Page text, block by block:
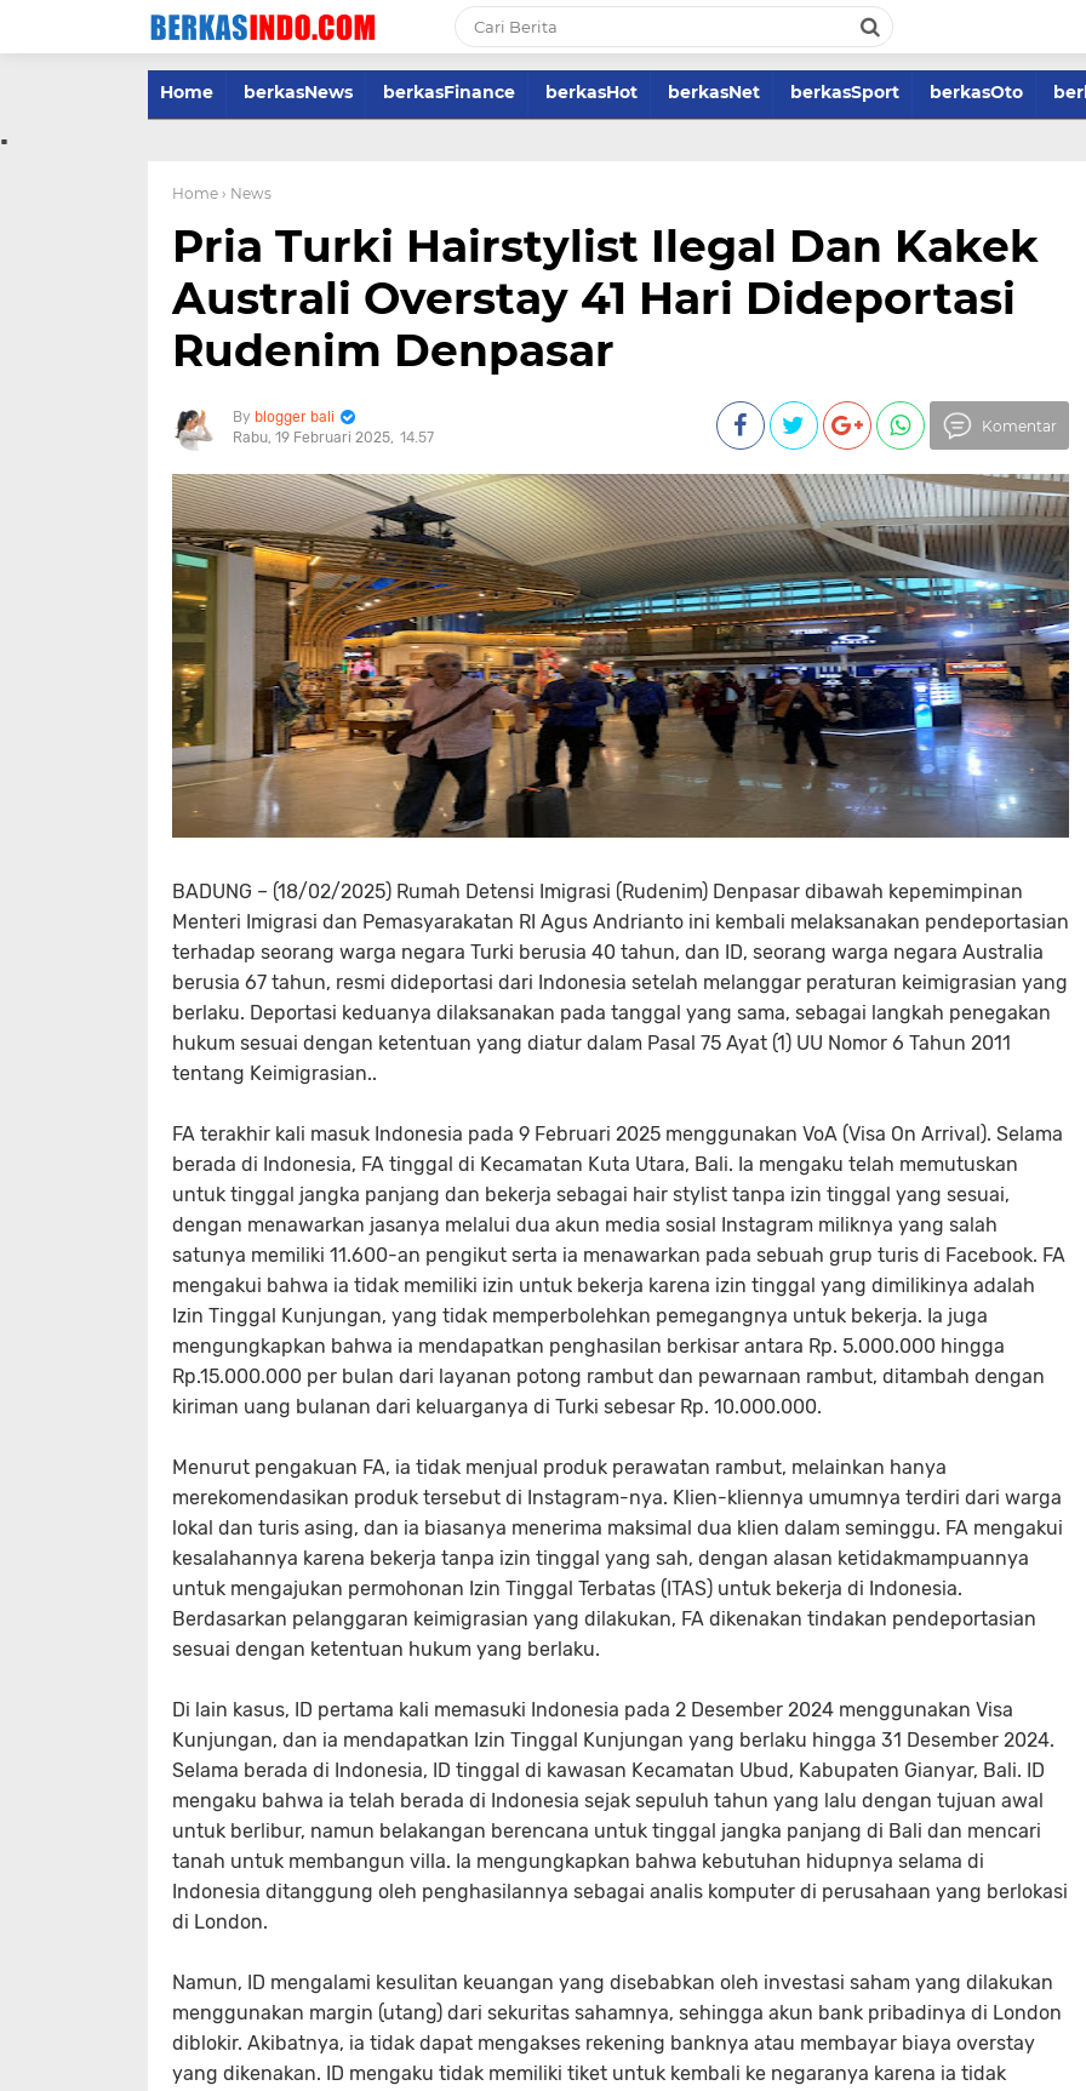
Home berkasNews berkasFinance berkasHot berkasNet berkasSport berkasOto
.
Home › News
Pria Turki Hairstylist Ilegal Dan Kakek
Australi Overstay 41 Hari Dideportasi
Rudenim Denpasar
blogger bali
Rabu, 19 Februari 2025 14.57
Komentar
BADUNG – (18/02/2025) Rumah Detensi Imigrasi (Rudenim) Denpasar dibawah kepemimpinan
Menteri Imigrasi dan Pemasyarakatan RI Agus Andrianto ini kembali melaksanakan pendeportasian
terhadap seorang warga negara Turki berusia 40 tahun, dan ID, seorang warga negara Australia
berusia 67 tahun, resmi dideportasi dari Indonesia setelah melanggar peraturan keimigrasian yang
berlaku. Deportasi keduanya dilaksanakan pada tanggal yang sama, sebagai langkah penegakan
hukum sesuai dengan ketentuan yang diatur dalam Pasal 75 Ayat (1) UU Nomor 6 Tahun 2011
tentang Keimigrasian..
FA terakhir kali masuk Indonesia pada 9 Februari 2025 menggunakan VoA (Visa On Arrival). Selama
berada di Indonesia, FA tinggal di Kecamatan Kuta Utara, Bali. Ia mengaku telah memutuskan
untuk tinggal jangka panjang dan bekerja sebagai hair stylist tanpa izin tinggal yang sesuai,
dengan menawarkan jasanya melalui dua akun media sosial Instagram miliknya yang salah
satunya memiliki 11.600-an pengikut serta ia menawarkan pada sebuah grup turis di Facebook. FA
mengakui bahwa ia tidak memiliki izin untuk bekerja karena izin tinggal yang dimilikinya adalah
Izin Tinggal Kunjungan, yang tidak memperbolehkan pemegangnya untuk bekerja. Ia juga
mengungkapkan bahwa ia mendapatkan penghasilan berkisar antara Rp. 5.000.000 hingga
Rp.15.000.000 per bulan dari layanan potong rambut dan pewarnaan rambut, ditambah dengan
kiriman uang bulanan dari keluarganya di Turki sebesar Rp. 10.000.000.
Menurut pengakuan FA, ia tidak menjual produk perawatan rambut, melainkan hanya
merekomendasikan produk tersebut di Instagram-nya. Klien-kliennya umumnya terdiri dari warga
lokal dan turis asing, dan ia biasanya menerima maksimal dua klien dalam seminggu. FA mengakui
kesalahannya karena bekerja tanpa izin tinggal yang sah, dengan alasan ketidakmampuannya
untuk mengajukan permohonan Izin Tinggal Terbatas (ITAS) untuk bekerja di Indonesia.
Berdasarkan pelanggaran keimigrasian yang dilakukan, FA dikenakan tindakan pendeportasian
sesuai dengan ketentuan hukum yang berlaku.
Di lain kasus, ID pertama kali memasuki Indonesia pada 2 Desember 2024 menggunakan Visa
Kunjungan, dan ia mendapatkan Izin Tinggal Kunjungan yang berlaku hingga 31 Desember 2024.
Selama berada di Indonesia, ID tinggal di kawasan Kecamatan Ubud, Kabupaten Gianyar, Bali. ID
mengaku bahwa ia telah berada di Indonesia sejak sepuluh tahun yang lalu dengan tujuan awal
untuk berlibur, namun belakangan berencana untuk tinggal jangka panjang di Bali dan mencari
tanah untuk membangun villa. Ia mengungkapkan bahwa kebutuhan hidupnya selama di
Indonesia ditanggung oleh penghasilannya sebagai analis komputer di perusahaan yang berlokasi
di London.
Namun, ID mengalami kesulitan keuangan yang disebabkan oleh investasi saham yang dilakukan
menggunakan margin (utang) dari sekuritas sahamnya, sehingga akun bank pribadinya di London
diblokir. Akibatnya, ia tidak dapat mengakses rekening banknya atau membayar biaya overstay
yang dikenakan. ID mengaku tidak memiliki tiket untuk kembali ke negaranya karena ia tidak